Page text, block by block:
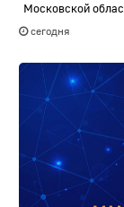
Московской
сегодня